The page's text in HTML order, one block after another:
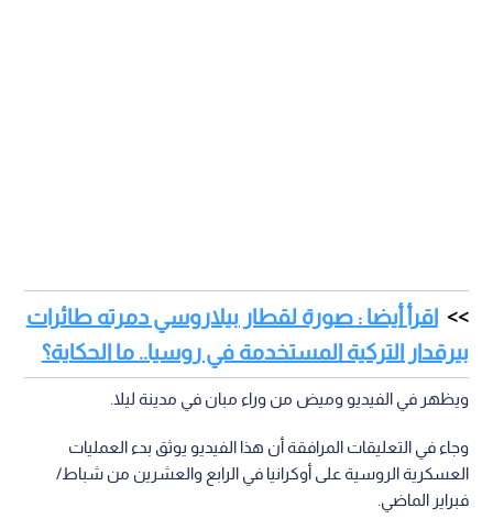
اقرأ أيضا : صورة لقطار بيلاروسي دمرته طائرات
بيرقدار التركية المستخدمة في روسيا.. ما الحكاية؟
ويظهر في الفيديو وميض من وراء مبان في مدينة ليلا.
وجاء في التعليقات المرافقة أن هذا الفيديو يوثق بدء العمليات
العسكرية الروسية على أوكرانيا في الرابع والعشرين من شباط/
فبراير الماضي.